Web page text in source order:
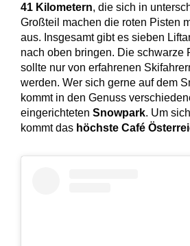
41 Kilometern, die sich in
Großteil machen die roten Pisten
aus. Insgesamt gibt es sieben
nach oben bringen. Die schwarze
sollte nur von erfahrenen
werden. Wer sich gerne auf dem
kommt in den Genuss
eingerichteten Snowpark. Um
kommt das höchste Café